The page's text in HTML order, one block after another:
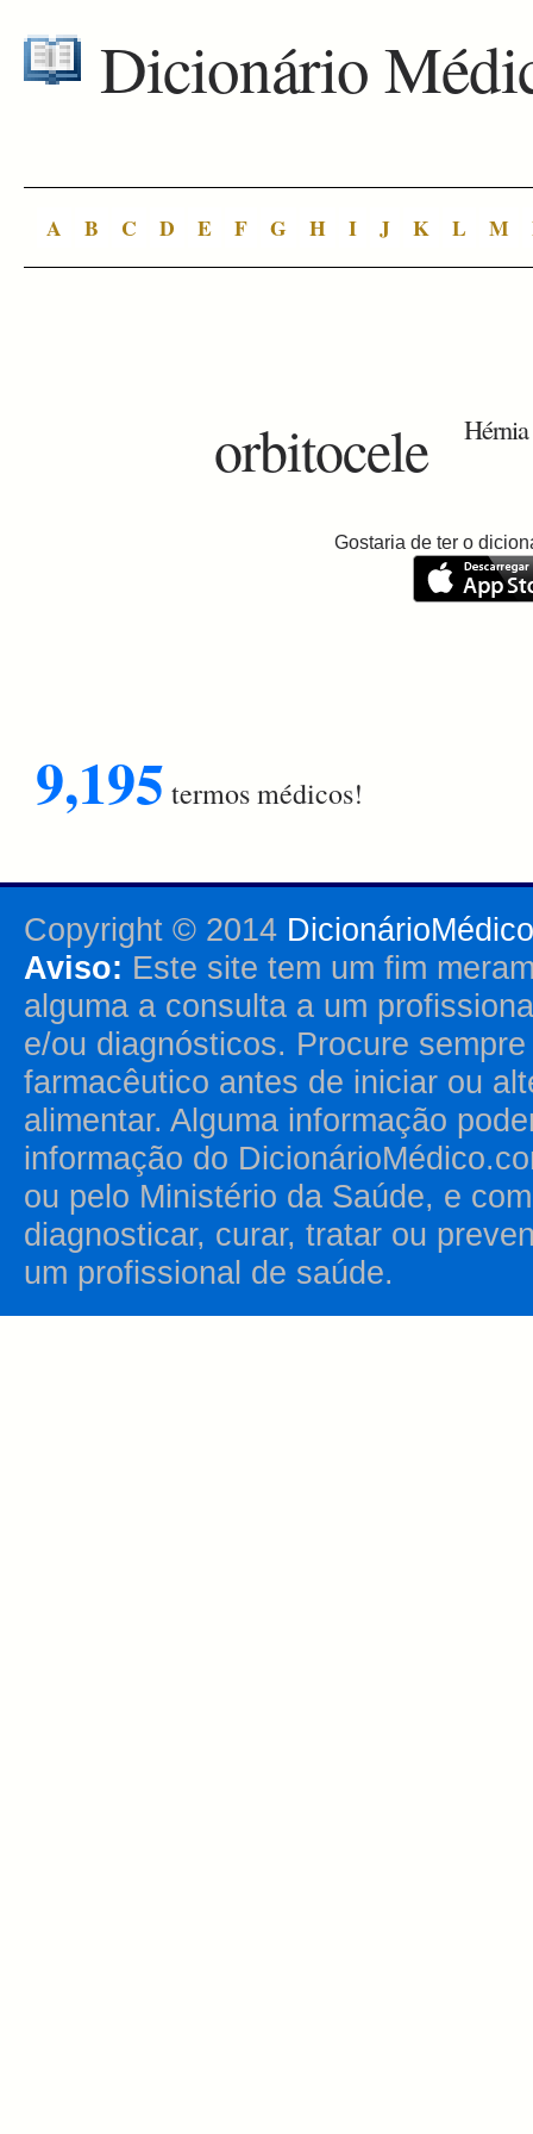
Dicionário
A B C D E F G H I J K L M
orbitocele
Gostaria de ter o
9,195 termos médicos!
Copyright © 2014
Aviso: Este site tem um fim
alguma a consulta a um
e/ou diagnósticos. Procure
farmacêutico antes de iniciar ou
alimentar. Alguma informação
informação do
ou pelo Ministério da Saúde, e
diagnosticar, curar, tratar ou
um profissional de saúde.